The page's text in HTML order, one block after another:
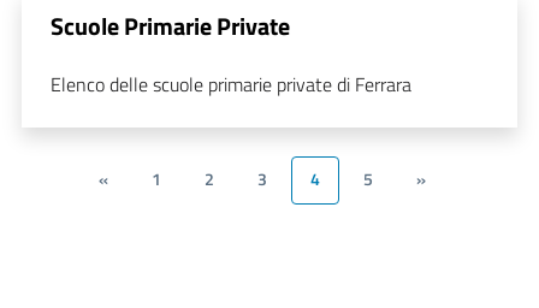
Scuole Primarie Private
Elenco delle scuole primarie private di Ferrara
« 1 2 3 4 5 »